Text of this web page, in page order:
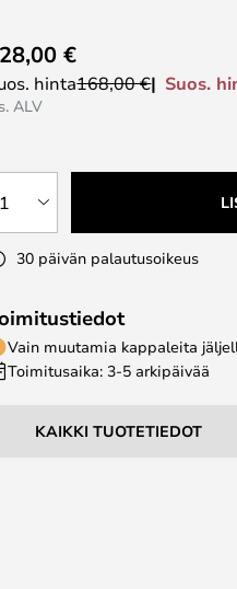
€
hinta168,00 € Suos.
ALV
1
30 päivän palautusoikeus
Vain muutamia kappaleita
Toimitusaika: 3-5 arkipäivää
KAIKKI TUOTETIEDOT